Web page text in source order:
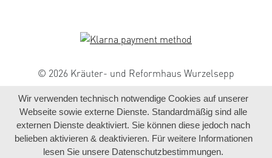
© 2026 Kräuter- und Reformhaus Wurzelsepp
Wir verwenden technisch notwendige Cookies auf unserer
Webseite sowie externe Dienste. Standardmäßig sind alle
externen Dienste deaktiviert. Sie können diese jedoch nach
belieben aktivieren & deaktivieren. Für weitere Informationen
lesen Sie unsere Datenschutzbestimmungen.